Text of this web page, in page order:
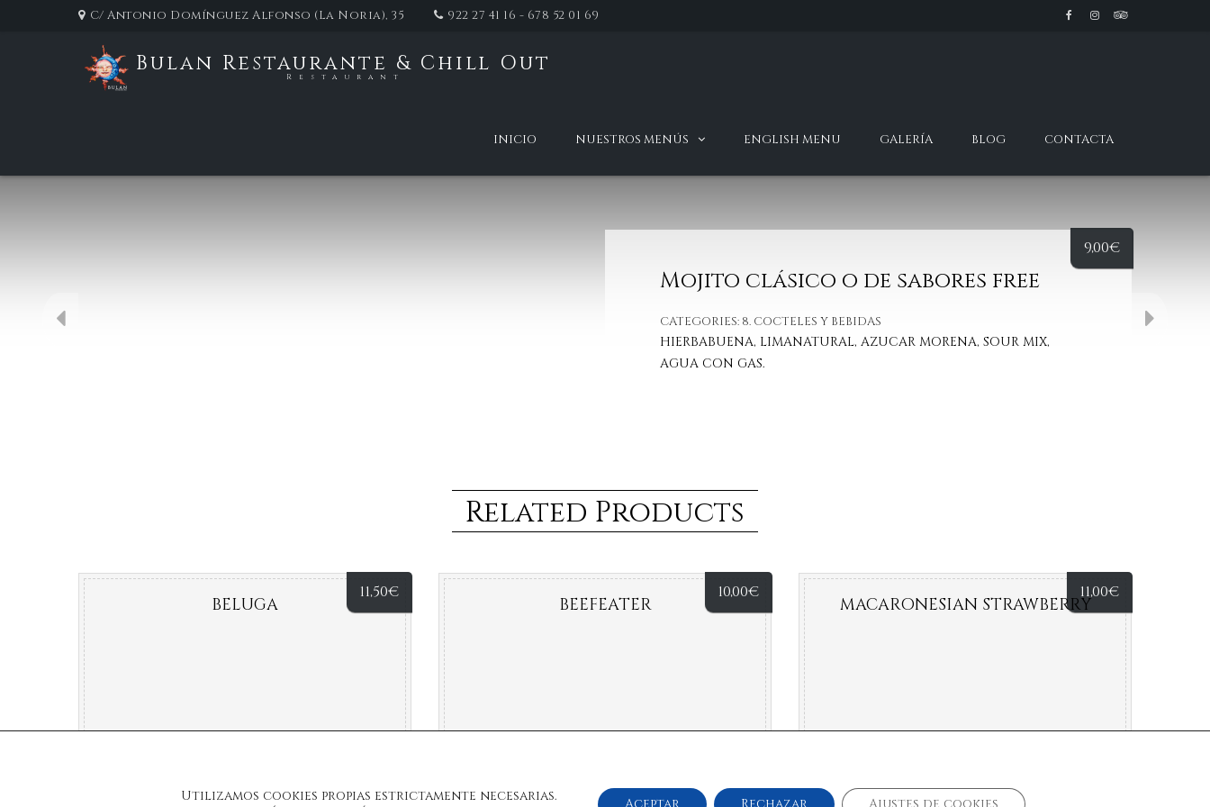
C/ Antonio Domínguez Alfonso (La Noria), 35 922 27 41 16 - 678 52 01 69
Bulan Restaurante & Chill Out
Restaurant
INICIO NUESTROS MENÚS ENGLISH MENU GALERÍA BLOG CONTACTA
Mojito clásico o de sabores free
CATEGORIES: 8. COCTELES Y BEBIDAS
HIERBABUENA, LIMANATURAL, AZUCAR MORENA, SOUR MIX,
AGUA CON GAS.
9,00€
Related Products
11,50€
BELUGA
10,00€
BEEFEATER
11,00€
MACARONESIAN STRAWBERRY
Utilizamos cookies propias estrictamente necesarias.